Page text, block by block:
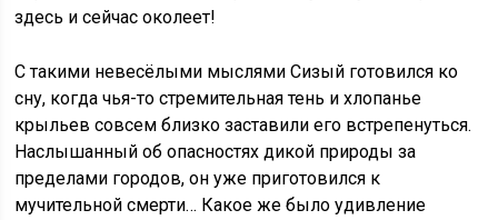
здесь и сейчас околеет!
С такими невесёлыми мыслями Сизый готовился ко
сну, когда чья-то стремительная тень и хлопанье
крыльев совсем близко заставили его встрепенуться.
Наслышанный об опасностях дикой природы за
пределами городов, он уже приготовился к
мучительной смерти… Какое же было удивление